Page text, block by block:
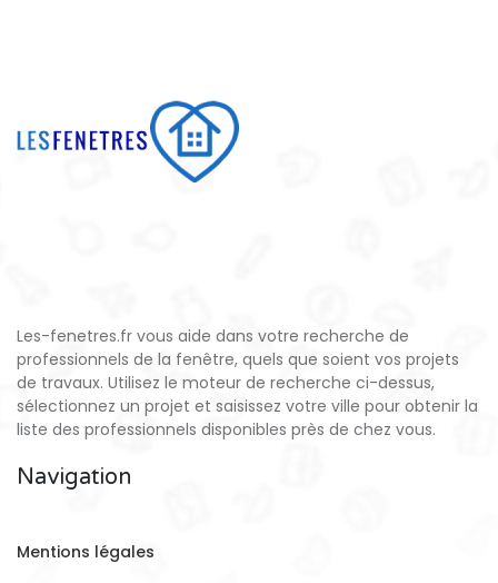
Les-fenetres.fr vous aide dans votre recherche de
professionnels de la fenêtre, quels que soient vos projets
de travaux. Utilisez le moteur de recherche ci-dessus,
sélectionnez un projet et saisissez votre ville pour obtenir la
liste des professionnels disponibles près de chez vous.
Navigation
Mentions légales